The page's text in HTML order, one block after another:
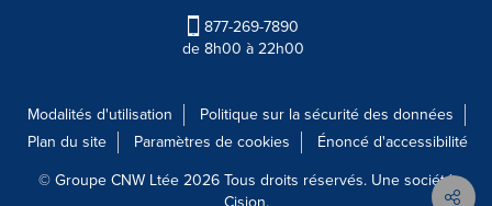
877-269-7890
de 8h00 à 22h00
Modalités d'utilisation
Politique sur la sécurité des données
Plan du site
Paramètres de cookies
Énoncé d'accessibilité
© Groupe CNW Ltée 2026 Tous droits réservés. Une société